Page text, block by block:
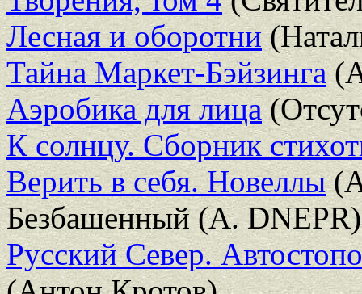
Лесная и оборотни
Тайна Маркет-Бэйзинга
Аэробика для лица
К солнцу. Сборник
Верить в себя. Новеллы
Безбашенный (A.
Русский Север.